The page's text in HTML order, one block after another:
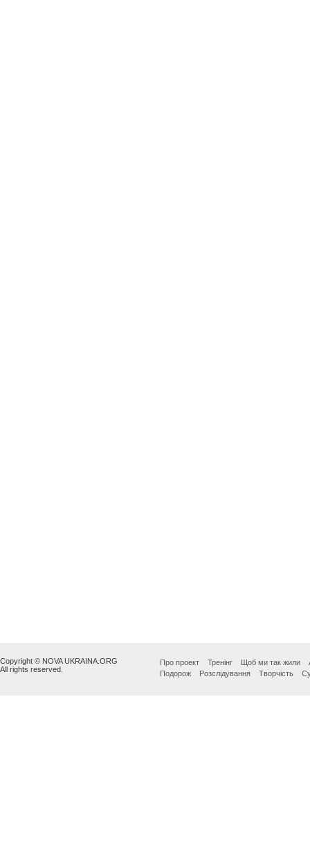
Copyright © NOVA UKRAINA.ORG
All rights reserved.
Про проект Тренінг Щоб ми так жили
Подорож
Розслідування Творчість